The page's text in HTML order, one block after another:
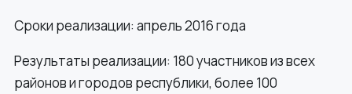
Сроки реализации: апрель 2016 года
Результаты реализации: 180 участников из всех
районов и городов республики, более 100